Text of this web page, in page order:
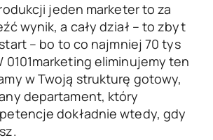
jeden marketer to za
wynik, a cały dział – to zbyt
– bo to co najmniej 70 tys
0101marketing eliminujemy ten
w Twoją strukturę gotowy,
departament, który
dokładnie wtedy, gdy